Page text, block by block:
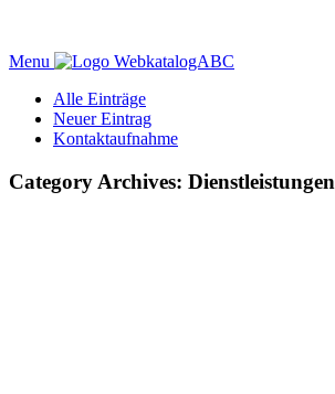
Menu
WebkatalogABC
Alle Einträge
Neuer Eintrag
Kontaktaufnahme
Category Archives: Dienstleistungen